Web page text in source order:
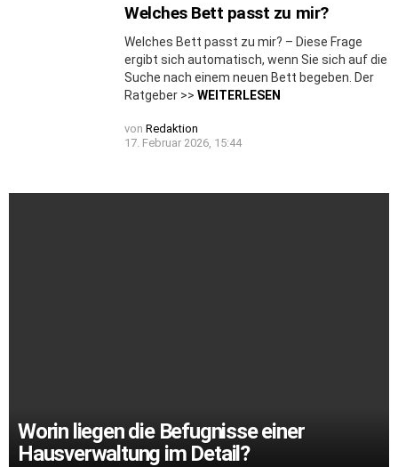
Welches Bett passt zu mir?
Welches Bett passt zu mir? – Diese Frage
ergibt sich automatisch, wenn Sie sich auf die
Suche nach einem neuen Bett begeben. Der
Ratgeber >> WEITERLESEN
von Redaktion
17. Februar 2026, 15:44
Worin liegen die Befugnisse einer
Hausverwaltung im Detail?